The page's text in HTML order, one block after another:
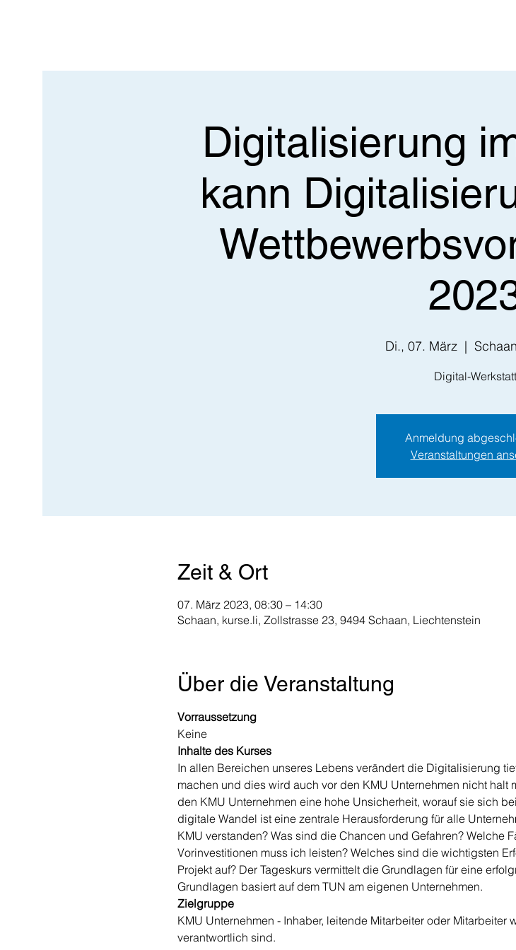
Digitalisierung
kann
Di., 07. März
  |
Digital-Werkstatt
Anmeldung
Veranstaltungen
Zeit & Ort
07. März 2023, 08:30 – 14:30
Schaan, kurse.li, Zollstrasse 23, 9494 Schaan, Liechtenstein
Über die Veranstaltung
Vorraussetzung
Keine
Inhalte des Kurses
In allen Bereichen unseres Lebens verändert die Digitalisierung
machen und dies wird auch vor den KMU Unternehmen nicht
den KMU Unternehmen eine hohe Unsicherheit, worauf sie sich
digitale Wandel ist eine zentrale Herausforderung für alle
KMU verstanden? Was sind die Chancen und Gefahren? Welche
Vorinvestitionen muss ich leisten? Welches sind die wichtigsten
Projekt auf? Der Tageskurs vermittelt die Grundlagen für eine
Grundlagen basiert auf dem TUN am eigenen Unternehmen.
Zielgruppe
KMU Unternehmen - Inhaber, leitende Mitarbeiter oder
verantwortlich sind.